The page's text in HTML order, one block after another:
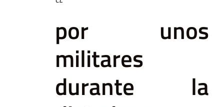
por unos
militares
durante la